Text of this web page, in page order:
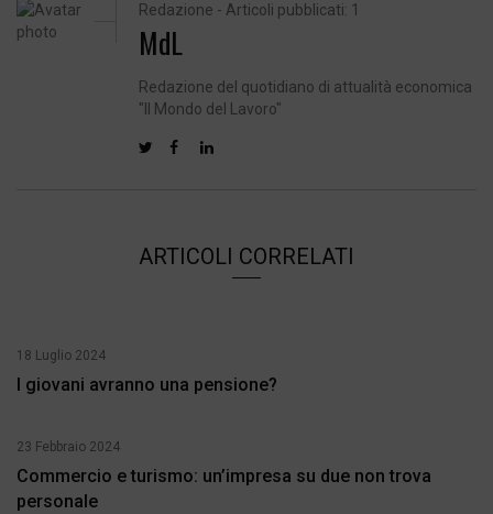
Redazione - Articoli pubblicati: 1
MdL
Redazione del quotidiano di attualità economica
"Il Mondo del Lavoro"
ARTICOLI CORRELATI
18 Luglio 2024
I giovani avranno una pensione?
23 Febbraio 2024
Commercio e turismo: un’impresa su due non trova
personale